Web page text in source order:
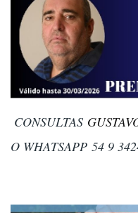
CONSULTAS
O WHATSAPP 54 9